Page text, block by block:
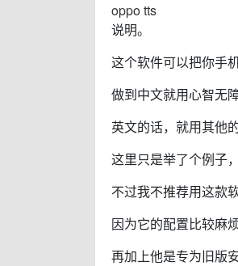
oppo tts
说明。
这个软件可以把你手
做到中文就用心智无
英文的话，就用其他的
这里只是举了个例子
不过我不推荐用这款软
因为它的配置比较麻烦
再加上他是专为旧版